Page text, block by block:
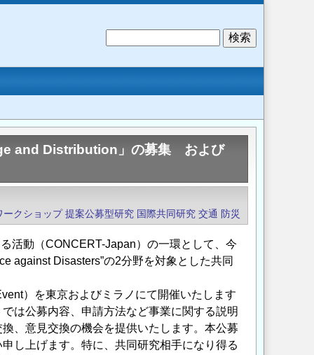
and Distribution」の募集 および
ークショップ 提案公募型研究 国際共同研究 交通 防災
活動（CONCERT-Japan）の一環として、今
against Disasters”の2分野を対象とした共同
）を東京およびミラノにて開催いたします
は公募内容、申請方法など事業に関する説明
、意見交換の機会を提供いたします。本公募
し上げます。特に、共同研究相手になり得る